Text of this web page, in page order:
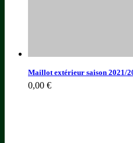
Maillot extérieur saison 2021/
0,00 €